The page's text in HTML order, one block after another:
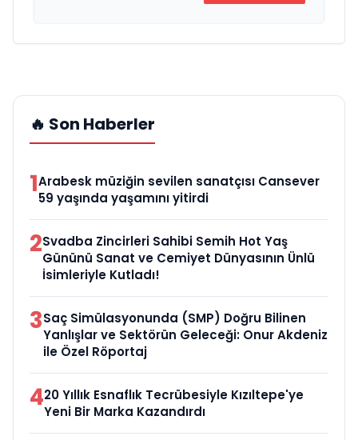
🔥 Son Haberler
1Arabesk müziğin sevilen sanatçısı Cansever
59 yaşında yaşamını yitirdi
2Svadba Zincirleri Sahibi Semih Hot Yaş
Gününü Sanat ve Cemiyet Dünyasının Ünlü
İsimleriyle Kutladı!
3Saç Simülasyonunda (SMP) Doğru Bilinen
Yanlışlar ve Sektörün Geleceği: Onur Akdeniz
ile Özel Röportaj
420 Yıllık Esnaflık Tecrübesiyle Kızıltepe'ye
Yeni Bir Marka Kazandırdı